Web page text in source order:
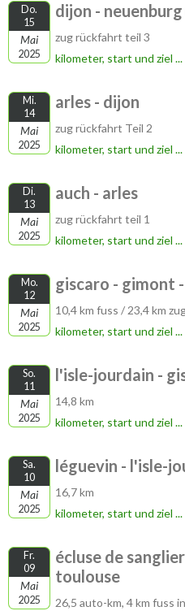
Do.
15
Mai
2025
dijon -
zug rückfahrt teil 3
kilometer, start und ziel ...
Mi.
14
Mai
2025
arles - dijon
zug rückfahrt Teil 2
kilometer, start und ziel ...
Di.
13
Mai
2025
auch - arles
zug rückfahrt teil 1
kilometer, start und ziel ...
Mo.
12
Mai
2025
giscaro - gimont
10,4 km fuss / 23,4 km
kilometer, start und ziel ...
So.
11
Mai
2025
l'isle-jourdain -
14,8 km
kilometer, start und ziel ...
Sa.
10
Mai
2025
léguevin - l'isle-
16,7 km
kilometer, start und ziel ...
Fr.
09
Mai
2025
écluse de
toulouse
26,5 auto-km, 4 km fuss